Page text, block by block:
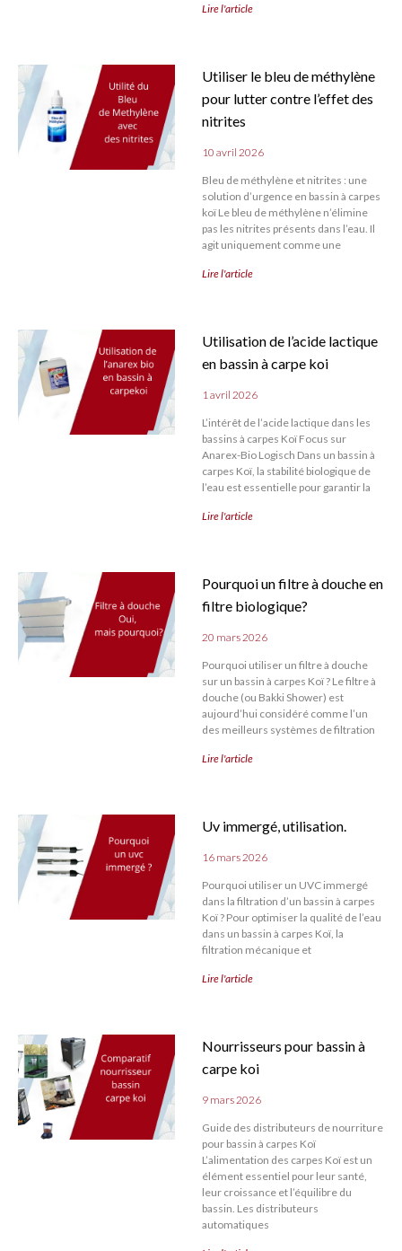
Lire l'article
Utiliser le bleu de méthylène
pour lutter contre l’effet des
nitrites
10 avril 2026
Bleu de méthylène et nitrites : une
solution d’urgence en bassin à carpes
koï Le bleu de méthylène n’élimine
pas les nitrites présents dans l’eau. Il
agit uniquement comme une
Lire l'article
Utilisation de l’acide lactique
en bassin à carpe koi
1 avril 2026
L’intérêt de l’acide lactique dans les
bassins à carpes Koï Focus sur
Anarex-Bio Logisch Dans un bassin à
carpes Koï, la stabilité biologique de
l’eau est essentielle pour garantir la
Lire l'article
Pourquoi un filtre à douche en
filtre biologique?
20 mars 2026
Pourquoi utiliser un filtre à douche
sur un bassin à carpes Koï ? Le filtre à
douche (ou Bakki Shower) est
aujourd’hui considéré comme l’un
des meilleurs systèmes de filtration
Lire l'article
Uv immergé, utilisation.
16 mars 2026
Pourquoi utiliser un UVC immergé
dans la filtration d’un bassin à carpes
Koï ? Pour optimiser la qualité de l’eau
dans un bassin à carpes Koï, la
filtration mécanique et
Lire l'article
Nourrisseurs pour bassin à
carpe koi
9 mars 2026
Guide des distributeurs de nourriture
pour bassin à carpes Koï
L’alimentation des carpes Koï est un
élément essentiel pour leur santé,
leur croissance et l’équilibre du
bassin. Les distributeurs
automatiques